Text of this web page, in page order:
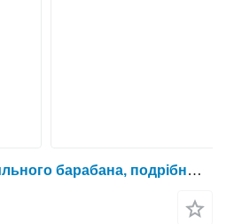
Балансування молотильного барабана, подрібнювача (січкарні), шківа